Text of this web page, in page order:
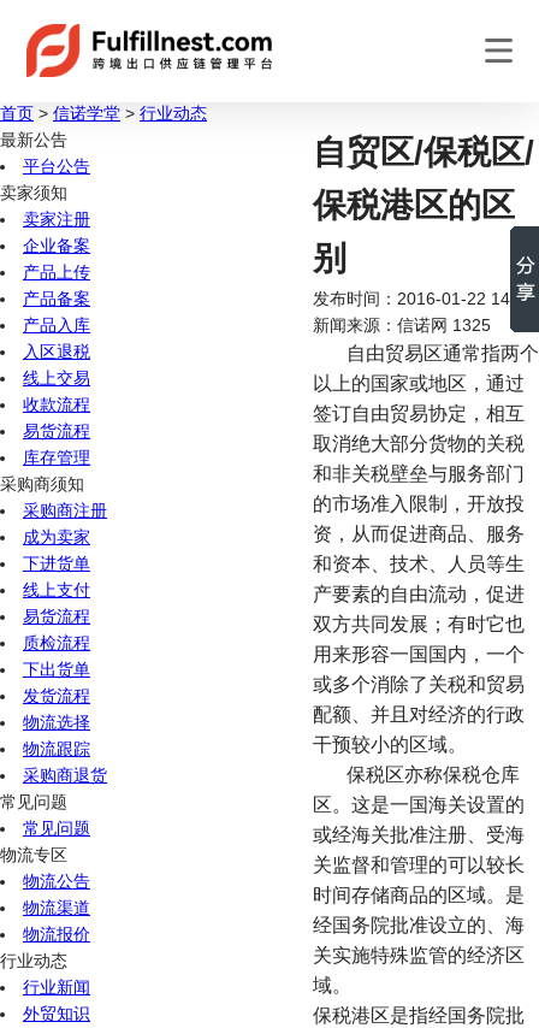
首页 > 信诺学堂 > 行业动态
最新公告
平台公告
卖家须知
卖家注册
企业备案
产品上传
产品备案
产品入库
入区退税
线上交易
收款流程
易货流程
库存管理
采购商须知
采购商注册
成为卖家
下进货单
线上支付
易货流程
质检流程
下出货单
发货流程
物流选择
物流跟踪
采购商退货
常见问题
常见问题
物流专区
物流公告
物流渠道
物流报价
行业动态
行业新闻
外贸知识
自贸区/保税区/
保税港区的区
别
发布时间：2016-01-22 14:24
新闻来源：信诺网 1325
自由贸易区通常指两个
以上的国家或地区，通过
签订自由贸易协定，相互
取消绝大部分货物的关税
和非关税壁垒与服务部门
的市场准入限制，开放投
资，从而促进商品、服务
和资本、技术、人员等生
产要素的自由流动，促进
双方共同发展；有时它也
用来形容一国国内，一个
或多个消除了关税和贸易
配额、并且对经济的行政
干预较小的区域。
保税区亦称保税仓库
区。这是一国海关设置的
或经海关批准注册、受海
关监督和管理的可以较长
时间存储商品的区域。是
经国务院批准设立的、海
关实施特殊监管的经济区
域。
保税港区是指经国务院批